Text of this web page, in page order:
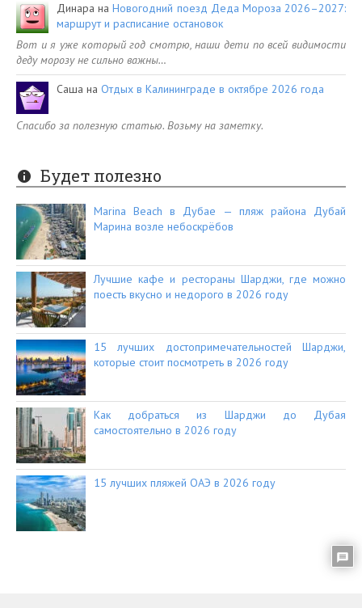
Динара наНовогодний поезд Деда Мороза 2026–2027:
маршрут и расписание остановок
Вот и я уже который год смотрю, наши дети по всей видимости
деду морозу не сильно важны…
Саша на Отдых в Калининграде в октябре 2026 года
Спасибо за полезную статью. Возьму на заметку.
Будет полезно
Marina Beach в Дубае — пляж района Дубай
Марина возле небоскрёбов
Лучшие кафе и рестораны Шарджи, где можно
поесть вкусно и недорого в 2026 году
15 лучших достопримечательностей Шарджи,
которые стоит посмотреть в 2026 году
Как добраться из Шарджи до Дубая
самостоятельно в 2026 году
15 лучших пляжей ОАЭ в 2026 году